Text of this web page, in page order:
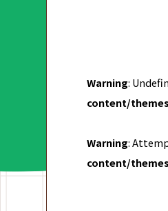
Warning:
content/
Warning:
content/